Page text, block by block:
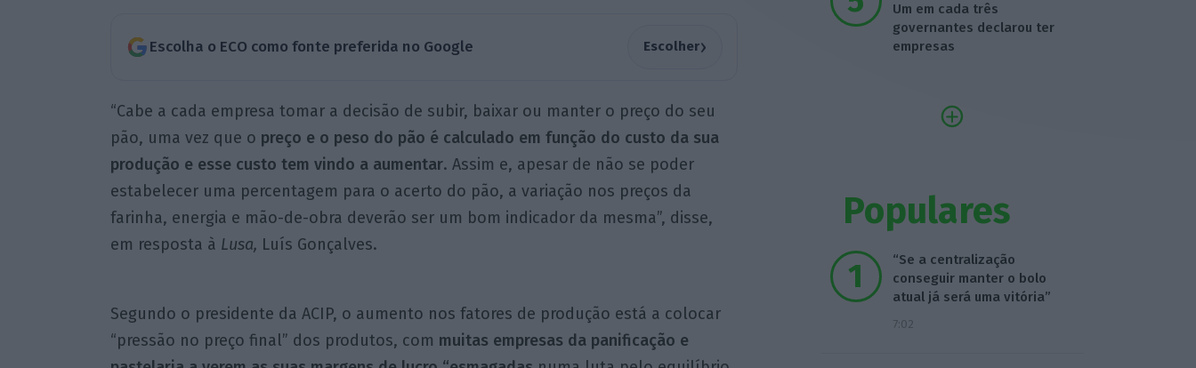
Escolha o ECO como fonte preferida no Google Escolher›
“Cabe a cada empresa tomar a decisão de subir, baixar ou manter o preço do seu
pão, uma vez que o preço e o peso do pão é calculado em função do custo da sua
produção e esse custo tem vindo a aumentar. Assim e, apesar de não se poder
estabelecer uma percentagem para o acerto do pão, a variação nos preços da
farinha, energia e mão-de-obra deverão ser um bom indicador da mesma”, disse,
em resposta à Lusa, Luís Gonçalves.
Segundo o presidente da ACIP, o aumento nos fatores de produção está a colocar
“pressão no preço final” dos produtos, com muitas empresas da panificação e
Um em cada três
governantes declarou ter
empresas
Populares
“Se a centralização
conseguir manter o bolo
atual já será uma vitória”
7:02